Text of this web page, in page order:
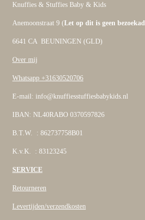
Knuffies & Stuffies Baby & Kids
Anemoonstraat 9 (Let op dit is geen
6641 CA BEUNINGEN (GLD)
Over mij
Whatsapp +31630520706
E-mail: info@knuffiesstuffiesbabykids.nl
IBAN: NL40RABO 0370597826
B.T.W. : 862737758B01
K.v.K. : 83123245
SERVICE
Retourneren
Levertijden/verzendkosten